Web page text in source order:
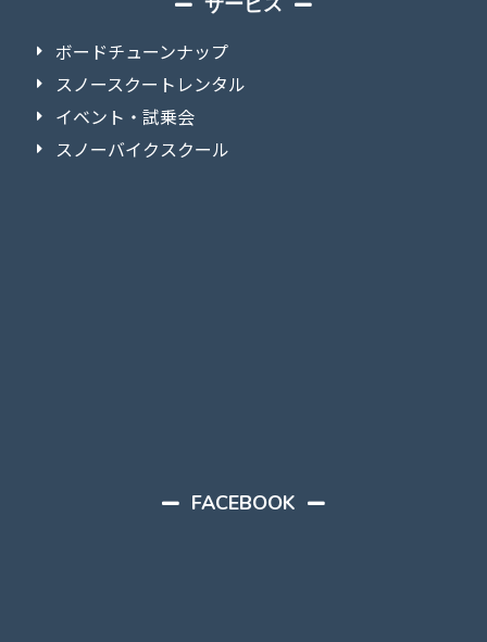
ボードチューンナップ
スノースクートレンタル
イベント・試乗会
スノーバイクスクール
FACEBOOK